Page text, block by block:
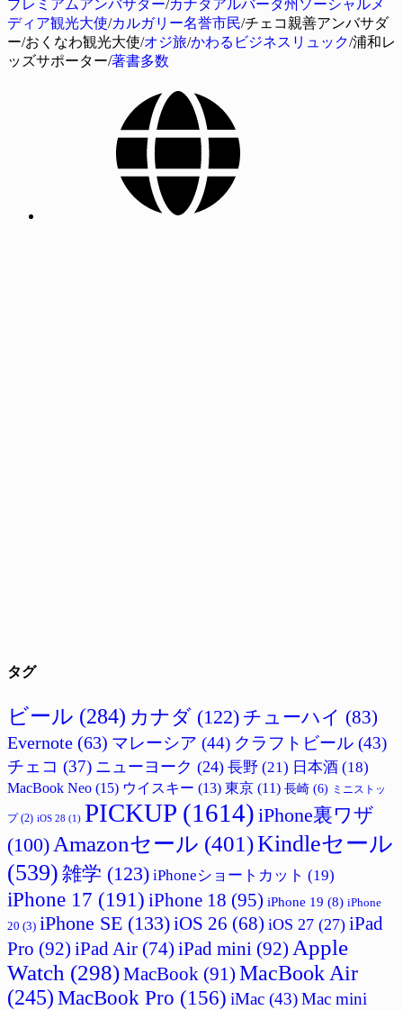
プレミアムアンバサダー/カナダアルバータ州ソーシャルメ
ディア観光大使/カルガリー名誉市民/チェコ親善アンバサダ
ー/おくなわ観光大使/オジ旅/かわるビジネスリュック/浦和レ
ッズサポーター/著書多数
タグ
ビール (284) カナダ (122) チューハイ (83)
Evernote (63) マレーシア (44) クラフトビール (43)
チェコ (37) ニューヨーク (24) 長野 (21) 日本酒 (18)
MacBook Neo (15) ウイスキー (13) 東京 (11) 長崎 (6) ミニストッ
プ(2) iOS 28 (1) PICKUP (1614) iPhone裏ワザ
(100) Amazonセール (401)Kindleセール
(539) 雑学 (123) iPhoneショートカット (19)
iPhone 17 (191) iPhone 18 (95) iPhone 19 (8) iPhone
20 (3) iPhone SE (133)iOS 26 (68) iOS 27 (27) iPad
Pro (92) iPad Air (74) iPad mini (92) Apple
Watch (298)MacBook (91) MacBook Air
(245) MacBook Pro (156) iMac (43)Mac mini